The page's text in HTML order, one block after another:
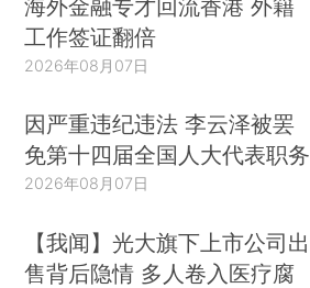
海外金融专才回流香港 外籍
工作签证翻倍
2026年08月07日
因严重违纪违法 李云泽被罢
免第十四届全国人大代表职务
2026年08月07日
【我闻】光大旗下上市公司出
售背后隐情 多人卷入医疗腐